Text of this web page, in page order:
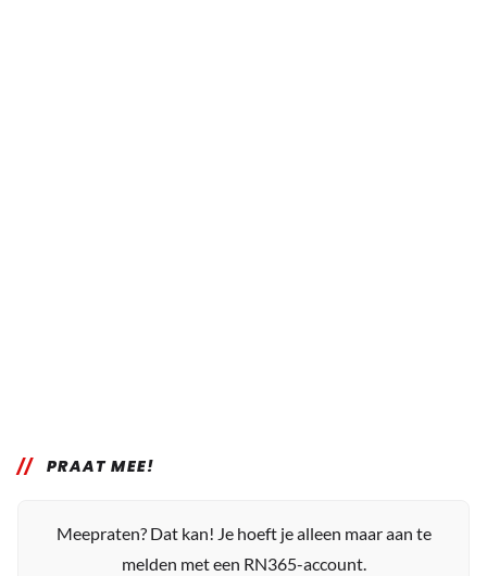
PRAAT MEE!
Meepraten? Dat kan! Je hoeft je alleen maar aan te
melden met een RN365-account.